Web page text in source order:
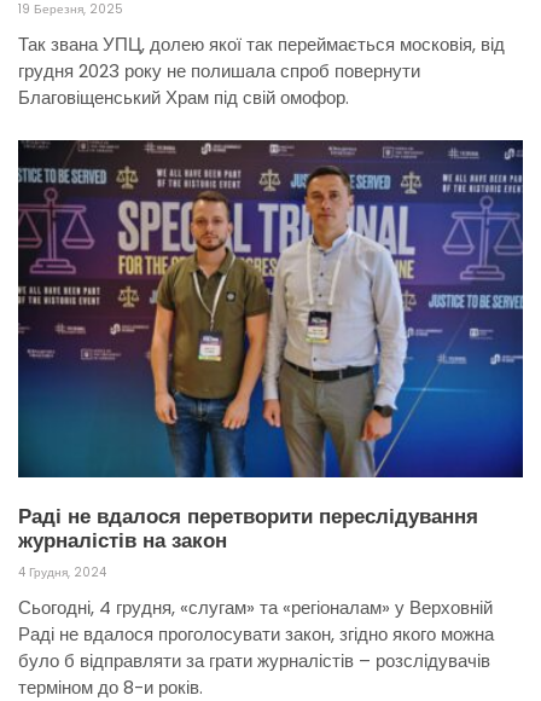
19 Березня, 2025
Так звана УПЦ, долею якої так переймається московія, від
грудня 2023 року не полишала спроб повернути
Благовіщенський Храм під свій омофор.
Раді не вдалося перетворити переслідування
журналістів на закон
4 Грудня, 2024
Сьогодні, 4 грудня, «слугам» та «регіоналам» у Верховній
Раді не вдалося проголосувати закон, згідно якого можна
було б відправляти за грати журналістів – розслідувачів
терміном до 8-и років.